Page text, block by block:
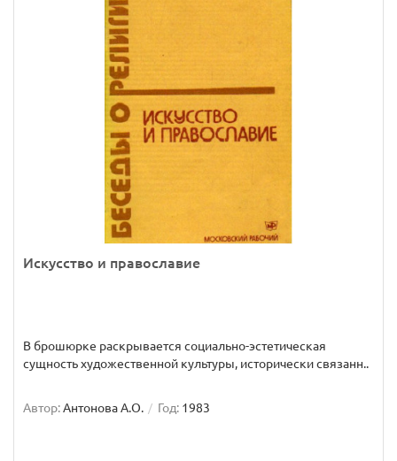
Искусство и православие
В брошюрке раскрывается социально-эстетическая
сущность художественной культуры, исторически связанн..
Автор:Антонова А.О. Год: 1983